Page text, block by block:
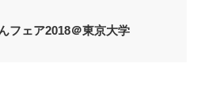
フェア2018＠東京大学